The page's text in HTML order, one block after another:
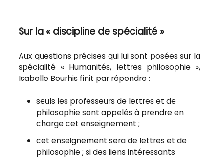
Sur la « discipline de spécialité »
Aux questions précises qui lui sont posées sur la
spécialité « Humanités, lettres philosophie »,
Isabelle Bourhis finit par répondre :
seuls les professeurs de lettres et de
philosophie sont appelés à prendre en
charge cet enseignement ;
cet enseignement sera de lettres et de
philosophie ; si des liens intéressants